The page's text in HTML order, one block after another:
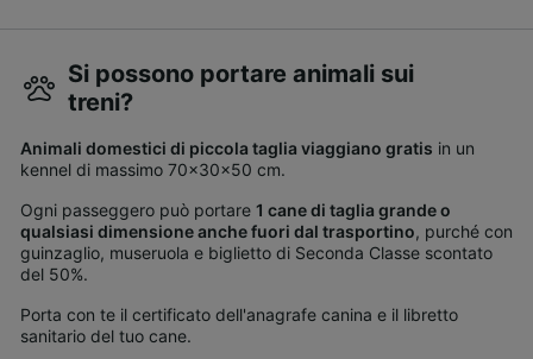
Si possono portare animali sui
treni?
Animali domestici di piccola taglia viaggiano gratis in un
kennel di massimo 70x30x50 cm.
Ogni passeggero può portare 1 cane di taglia grande o
qualsiasi dimensione anche fuori dal trasportino, purché con
guinzaglio, museruola e biglietto di Seconda Classe scontato
del 50%.
Porta con te il certificato dell'anagrafe canina e il libretto
sanitario del tuo cane.